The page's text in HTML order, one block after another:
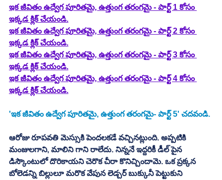
ఇక జీవితం ఉద్వేగ పూరితమై, ఉత్తుంగ తరంగమై - పార్ట్ 1 కోసం
ఇక్కడ క్లిక్ చేయండి.
ఇక జీవితం ఉద్వేగ పూరితమై, ఉత్తుంగ తరంగమై - పార్ట్ 2 కోసం
ఇక్కడ క్లిక్ చేయండి.
ఇక జీవితం ఉద్వేగ పూరితమై, ఉత్తుంగ తరంగమై - పార్ట్ 3 కోసం
ఇక్కడ క్లిక్ చేయండి.
ఇక జీవితం ఉద్వేగ పూరితమై, ఉత్తుంగ తరంగమై - పార్ట్ 4 కోసం
ఇక్కడ క్లిక్ చేయండి.
'ఇక జీవితం ఉద్వేగ పూరితమై, ఉత్తుంగ తరంగమై- పార్ట్ 5' చదవండి.
ఆరోజు రూపవతి మెస్సుకి పెందలకడే వచ్చినట్లుంది. అప్పటికి
మంజులగాని, మాలిని గాని రాలేదు. నిన్ననే ఇద్దరికీ డీల్ పైన
డిస్కౌంటులో దొరికాయని చెరొక చీరా కొనిచ్చిందామె. ఒక ప్రక్కన
బోలెడన్ని బిల్లులూ మరొక వేపున లెడ్చర్ బుక్కునీ పెట్టుకుని